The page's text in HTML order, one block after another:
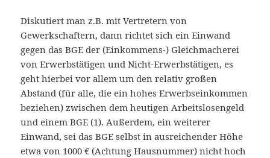
Diskutiert man z.B. mit Vertretern von
Gewerkschaftern, dann richtet sich ein Einwand
gegen das BGE der (Einkommens-) Gleichmacherei
von Erwerbstätigen und Nicht-Erwerbstätigen, es
geht hierbei vor allem um den relativ großen
Abstand (für alle, die ein hohes Erwerbseinkommen
beziehen) zwischen dem heutigen Arbeitslosengeld
und einem BGE (1). Außerdem, ein weiterer
Einwand, sei das BGE selbst in ausreichender Höhe
etwa von 1000 € (Achtung Hausnummer) nicht hoch